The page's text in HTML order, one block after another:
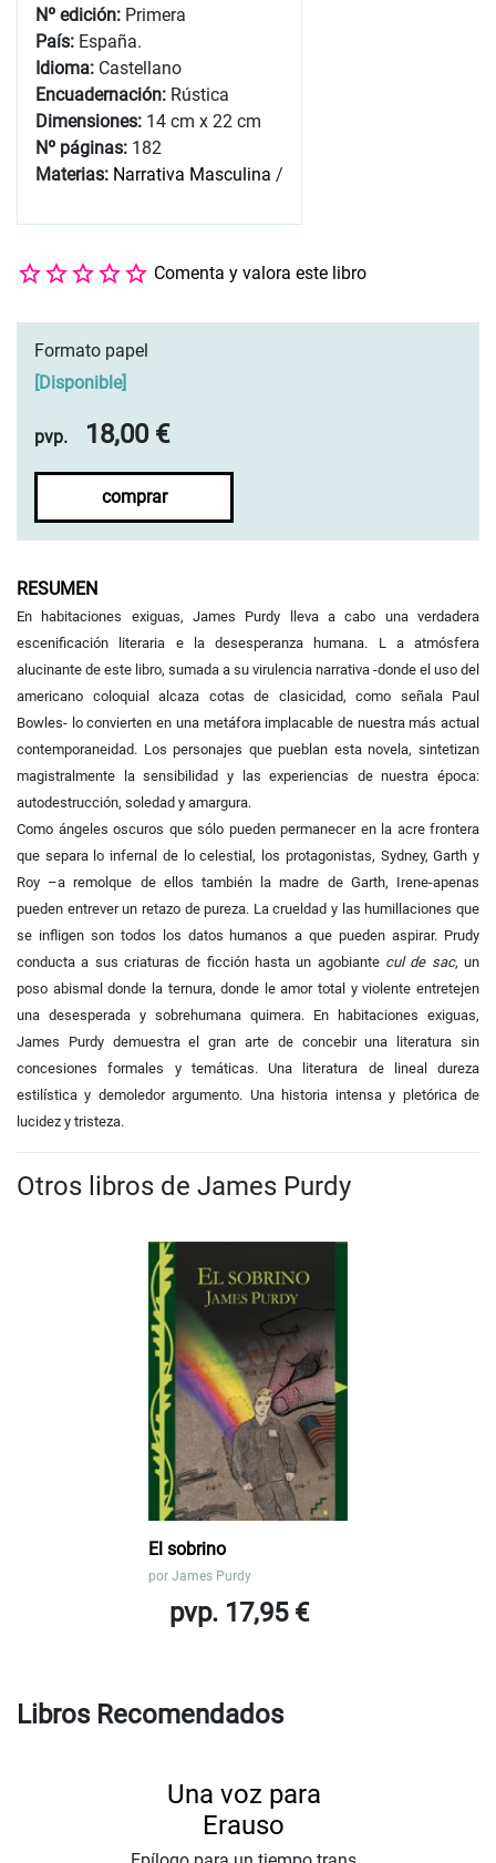
Nº edición: Primera
País: España.
Idioma: Castellano
Encuadernación: Rústica
Dimensiones: 14 cm x 22 cm
Nº páginas: 182
Materias: Narrativa Masculina /
Comenta y valora este libro
Formato papel
Disponible]
pvp. 18,00 €
comprar
RESUMEN
En habitaciones exiguas, James Purdy lleva a cabo una verdadera
escenificación literaria e la desesperanza humana. L a atmósfera
alucinante de este libro, sumada a su virulencia narrativa -donde el uso del
americano coloquial alcaza cotas de clasicidad, como señala Paul
Bowles- lo convierten en una metáfora implacable de nuestra más actual
contemporaneidad. Los personajes que pueblan esta novela, sintetizan
magistralmente la sensibilidad y lasexperiencias de nuestra época:
autodestrucción, soledad y amargura.
Como ángeles oscuros que sólo pueden permanecer en la acre frontera
que separa lo infernal de lo celestial, los protagonistas, Sydney, Garth y
Roy –a remolque de ellos también la madre de Garth, Irene-apenas
pueden entrever un retazo de pureza. Lacrueldad y las humillaciones que
se infligen son todos los datos humanos a quepueden aspirar. Prudy
conducta a sus criaturas de ficción hasta un agobiante cul de sac, un
poso abismal donde la ternura, donde le amor total yviolente entretejen
una desesperada y sobrehumana quimera. En habitaciones exiguas,
James Purdy demuestra el gran arte de concebir una literatura sin
concesiones formales y temáticas. Una literatura de lineal dureza
estilística y demoledor argumento. Una historia intensa y pletórica de
lucidez y tristeza.
Otros libros de James Purdy
El sobrino
por James Purdy
pvp. 17,95 €
Libros Recomendados
Una voz para
Erauso